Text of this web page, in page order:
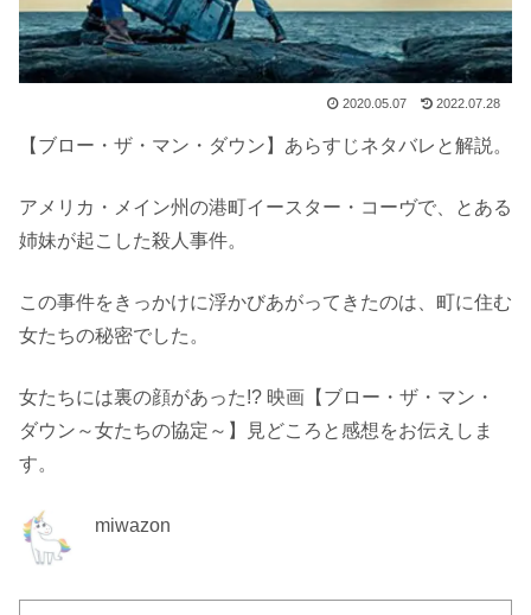
2020.05.07 2022.07.28
【ブロー・ザ・マン・ダウン】あらすじネタバレと解説。
アメリカ・メイン州の港町イースター・コーヴで、とある
姉妹が起こした殺人事件。
この事件をきっかけに浮かびあがってきたのは、町に住む
女たちの秘密でした。
女たちには裏の顔があった!? 映画【ブロー・ザ・マン・
ダウン～女たちの協定～】見どころと感想をお伝えしま
す。
miwazon